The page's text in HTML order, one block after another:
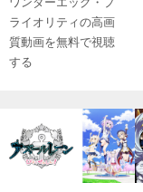
ワンダーエッグ・プ
ライオリティの高画
質動画を無料で視聴
する